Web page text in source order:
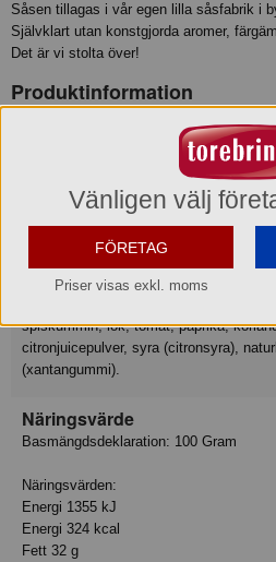
Såsen tillagas i vår egen lilla såsfabrik i
Självklart utan konstgjorda aromer,
Det är vi stolta över!
Produktinformation
Vit Kebabsås
Felix Mild Kebabsås
Godaste
Schysst Käk Kebabsås
Ingredienser
spiskummin, lök, tomat, paprika,
citronjuicepulver, syra (citronsyra),
(xantangummi).
Näringsvärde
Basmängdsdeklaration: 100 Gram
Näringsvärden:
Energi 1355 kJ
Energi 324 kcal
Fett 32 g
Vänligen välj
FÖRETAG
Priser visas exkl. moms